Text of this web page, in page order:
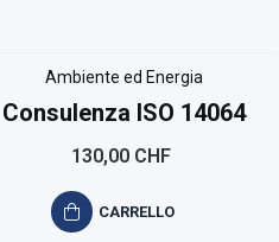
Ambiente ed Energia
Consulenza ISO 14064
130,00 CHF
CARRELLO